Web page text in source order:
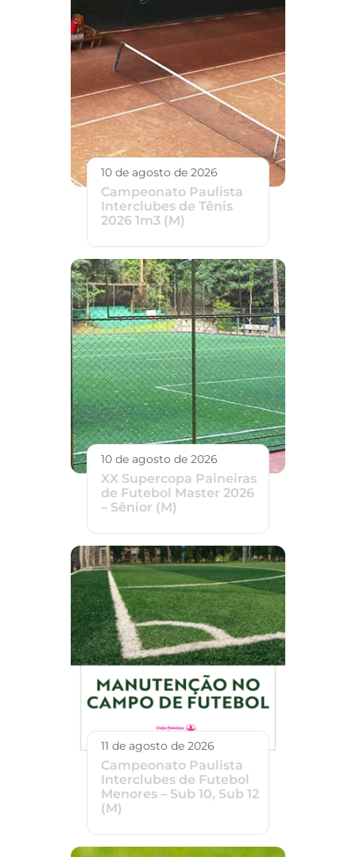
10 de agosto de 2026
Campeonato Paulista
Interclubes de Tênis
2026 1m3 (M)
10 de agosto de 2026
XX Supercopa Paineiras
de Futebol Master 2026
– Sênior (M)
11 de agosto de 2026
Campeonato Paulista
Interclubes de Futebol
Menores – Sub 10, Sub 12
(M)